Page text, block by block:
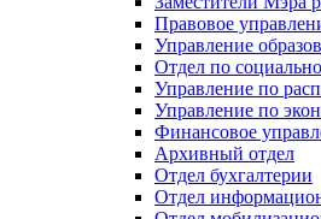
Правовое
Управление
Отдел по
Управление по
Управление по
Финансовое
Архивный отдел
Отдел бухгалтерии
Отдел